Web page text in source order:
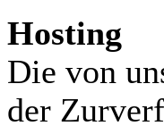
Hosting
Die von
der